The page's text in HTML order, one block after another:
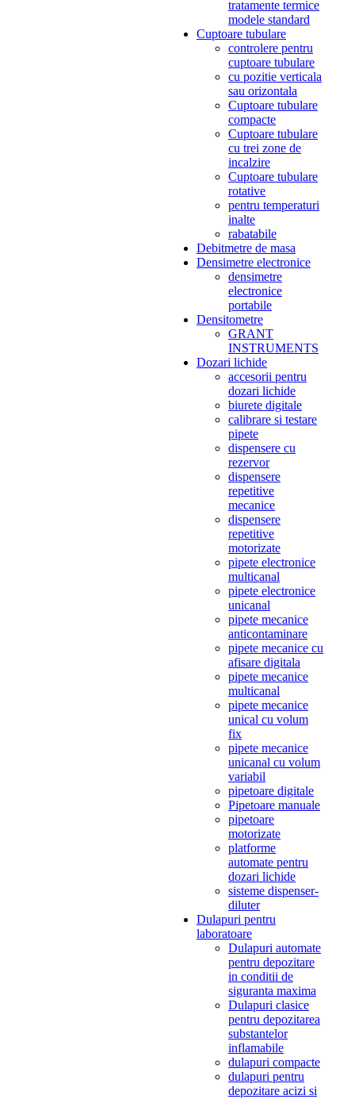
tratamente termice
modele standard
Cuptoare tubulare
controlere pentru
cuptoare tubulare
cu pozitie verticala
sau orizontala
Cuptoare tubulare
compacte
Cuptoare tubulare
cu trei zone de
incalzire
Cuptoare tubulare
rotative
pentru temperaturi
inalte
rabatabile
Debitmetre de masa
Densimetre electronice
densimetre
electronice
portabile
Densitometre
GRANT
INSTRUMENTS
Dozari lichide
accesorii pentru
dozari lichide
biurete digitale
calibrare si testare
pipete
dispensere cu
rezervor
dispensere
repetitive
mecanice
dispensere
repetitive
motorizate
pipete electronice
multicanal
pipete electronice
unicanal
pipete mecanice
anticontaminare
pipete mecanice cu
afisare digitala
pipete mecanice
multicanal
pipete mecanice
unical cu volum
fix
pipete mecanice
unicanal cu volum
variabil
pipetoare digitale
Pipetoare manuale
pipetoare
motorizate
platforme
automate pentru
dozari lichide
sisteme dispenser-
diluter
Dulapuri pentru
laboratoare
Dulapuri automate
pentru depozitare
in conditii de
siguranta maxima
Dulapuri clasice
pentru depozitarea
substantelor
inflamabile
dulapuri compacte
dulapuri pentru
depozitare acizi si